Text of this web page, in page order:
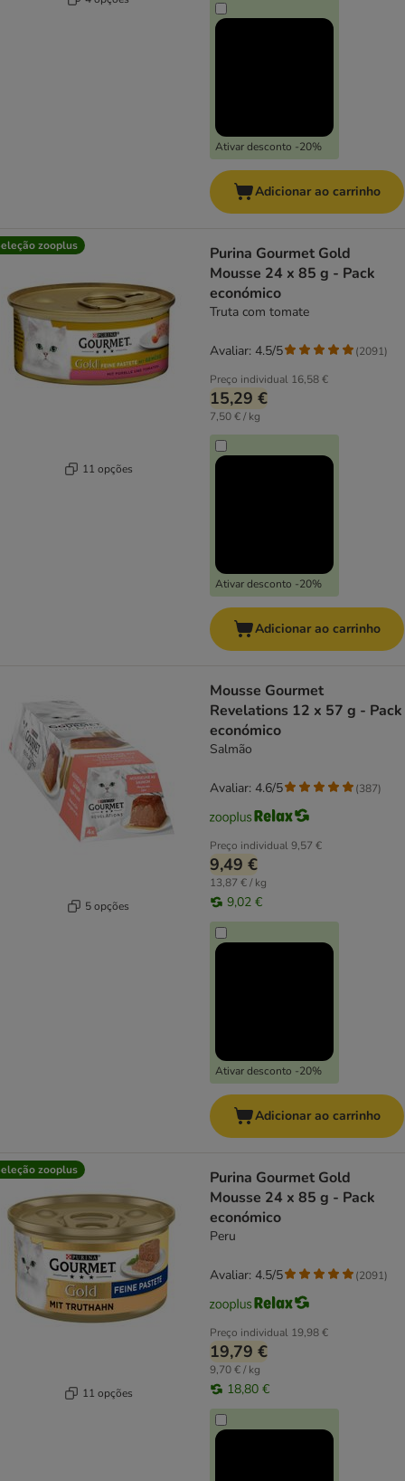
Ativar desconto -20%
Adicionar ao carrinho
zooplus
11 opções
Purina Gourmet Gold
Mousse 24 x 85 g - Pack
económico
Truta com tomate
Preço individual 16,58 €
15,29 €
7,50 € / kg
Ativar desconto -20%
Avaliar: 4.5/5 (2091)
Adicionar ao carrinho
5 opções
Mousse Gourmet
Revelations 12 x 57 g - Pack
económico
Salmão
Preço individual9,57 €
9,49 €
13,87 € / kg
9,02 €
Ativar desconto -20%
Avaliar: 4.6/5 (387)
Adicionar ao carrinho
zooplus
11 opções
Purina Gourmet Gold
Mousse 24 x 85 g - Pack
económico
Peru
Preço individual 19,98 €
19,79 €
9,70 € / kg
18,80 €
Avaliar: 4.5/5 (2091)